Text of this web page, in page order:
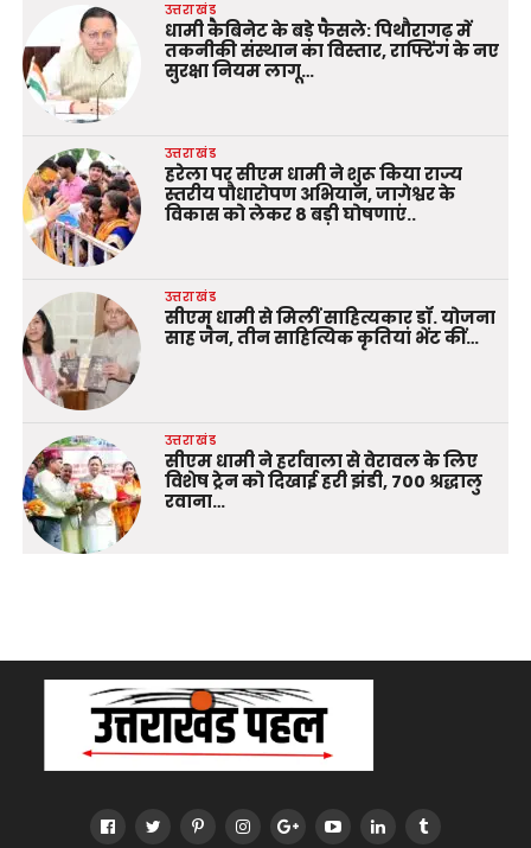
उत्तराखंड
धामी कैबिनेट के बड़े फैसले: पिथौरागढ़ में
तकनीकी संस्थान का विस्तार, राफ्टिंग के नए
सुरक्षा नियम लागू…
उत्तराखंड
हरेला पर सीएम धामी ने शुरू किया राज्य
स्तरीय पौधारोपण अभियान, जागेश्वर के
विकास को लेकर 8 बड़ी घोषणाएं..
उत्तराखंड
सीएम धामी से मिलीं साहित्यकार डॉ. योजना
साह जैन, तीन साहित्यिक कृतियां भेंट कीं…
उत्तराखंड
सीएम धामी ने हर्रावाला से वेरावल के लिए
विशेष ट्रेन को दिखाई हरी झंडी, 700 श्रद्धालु
रवाना…